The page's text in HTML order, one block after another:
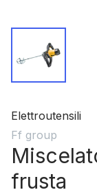
Elettroutensili
Ff group
frusta